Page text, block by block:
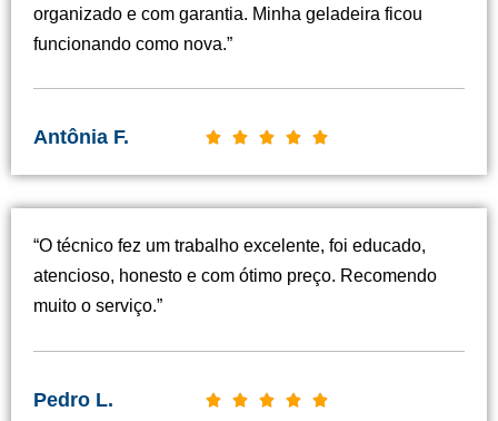
organizado e com garantia. Minha geladeira ficou
funcionando como nova.”
Antônia F.     C
s
i
“O técnico fez um trabalho excelente, foi educado,
atencioso, honesto e com ótimo preço. Recomendo
muito o serviço.”
Pedro L.     C